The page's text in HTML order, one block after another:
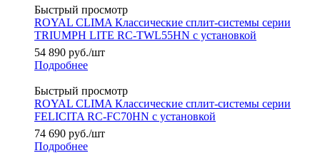
Быстрый просмотр
ROYAL CLIMA Классические сплит-системы серии
TRIUMPH LITE RC-TWL55HN с установкой
54 890 руб./шт
Подробнее
Быстрый просмотр
ROYAL CLIMA Классические сплит-системы серии
FELICITA RC-FC70HN с установкой
74 690 руб./шт
Подробнее